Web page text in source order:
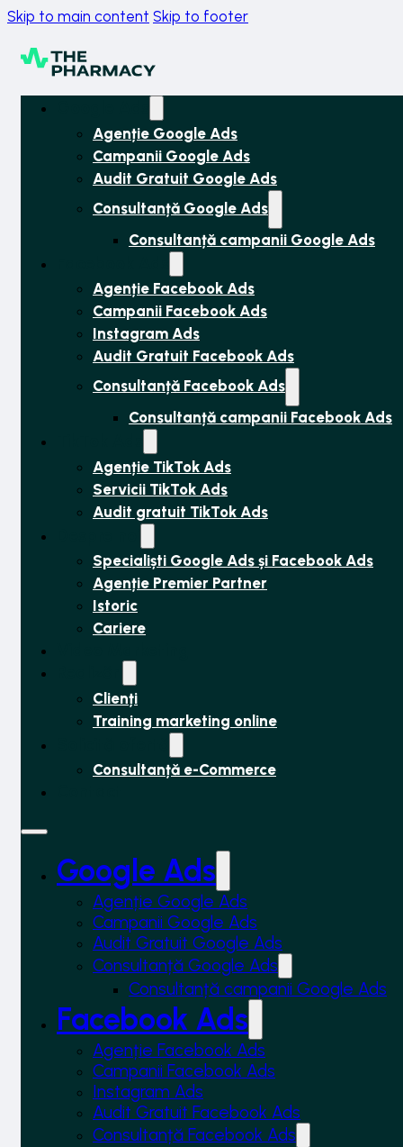
Skip to main content Skip to footer
Agenție Google Ads
Campanii Google Ads
Audit Gratuit Google Ads
Consultanță Google Ads
Consultanță campanii Google Ads
Agenție Facebook Ads
Campanii Facebook Ads
Instagram Ads
Audit Gratuit Facebook Ads
Consultanță Facebook Ads
Consultanță campanii Facebook Ads
Agenție TikTok Ads
Servicii TikTok Ads
Audit gratuit TikTok Ads
Specialiști Google Ads și Facebook Ads
Agenție Premier Partner
Istoric
Cariere
Clienți
Training marketing online
Consultanță e-Commerce
Google Ads
Agenție Google Ads
Campanii Google Ads
Audit Gratuit Google Ads
Consultanță Google Ads
Consultanță campanii Google Ads
Facebook Ads
Agenție Facebook Ads
Campanii Facebook Ads
Instagram Ads
Audit Gratuit Facebook Ads
Consultanță Facebook Ads